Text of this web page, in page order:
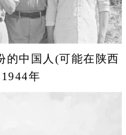
的中国人(可能在陕西
年